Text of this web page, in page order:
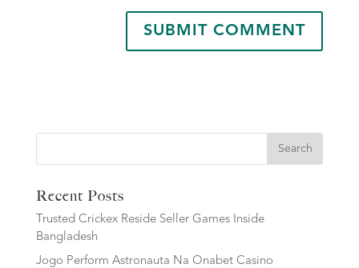
Search
Recent Posts
Trusted Crickex Reside Seller Games Inside
Bangladesh
Jogo Perform Astronauta Na Onabet Casino